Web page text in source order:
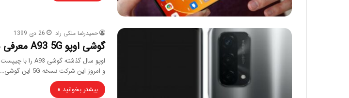
حمیدرضا ملکی راد 26 دی 1399
گوشی اوپو A93 5G معرفی شد
و امروز این شرکت نسخه 5G این گوشی…
بیشتر بخوانید »